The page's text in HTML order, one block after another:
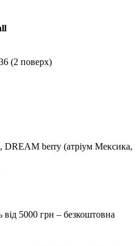
(2 поверх)
berry (атріум Мексика,
від 5000 грн – безкоштовна